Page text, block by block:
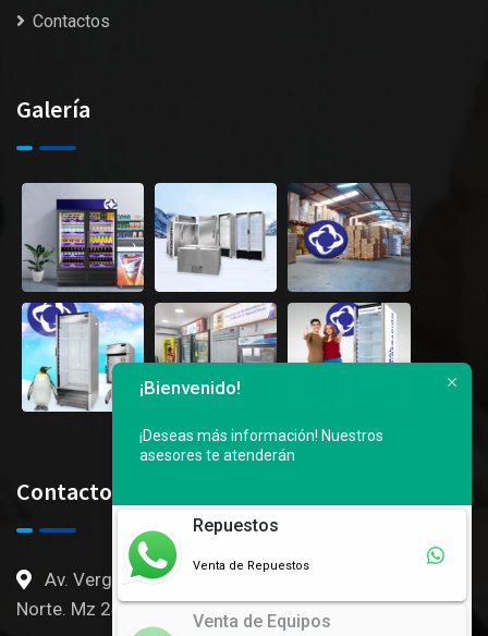
Contactos
Galería
Contactos
Av. Vergeles, 3er callejon Ingresado por Mall del
Norte. Mz 246 S3 al 6 - Gye, Ec
¡Bienvenido!
¡Deseas más información! Nuestros
asesores te atenderán
Venta de Equipos
Repuestos
Venta de Repuestos